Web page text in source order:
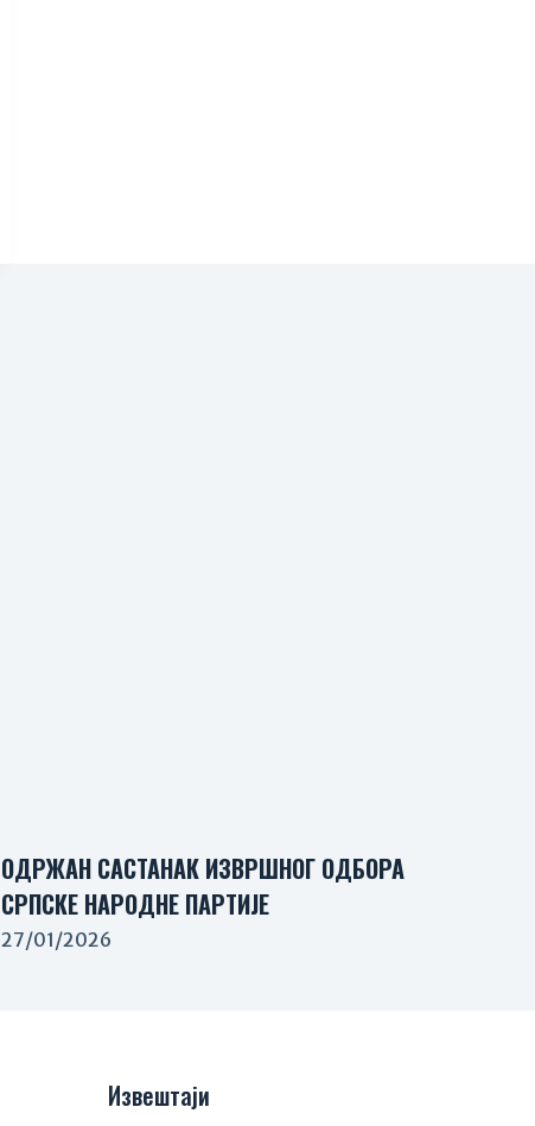
ОДРЖАН САСТАНАК ИЗВРШНОГ ОДБОРА
СРПСКЕ НАРОДНЕ ПАРТИЈЕ
27/01/2026
Извештаји